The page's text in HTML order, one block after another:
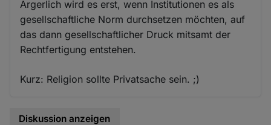
Ärgerlich wird es erst, wenn Institutionen es als
gesellschaftliche Norm durchsetzen möchten, auf
das dann gesellschaftlicher Druck mitsamt der
Rechtfertigung entstehen.
Kurz: Religion sollte Privatsache sein. ;)
Diskussion anzeigen